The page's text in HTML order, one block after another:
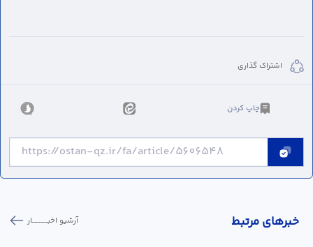
اشتراک گذاری
چاپ کردن
خبر‌های مرتبط آرشیو اخبـــــــــــار